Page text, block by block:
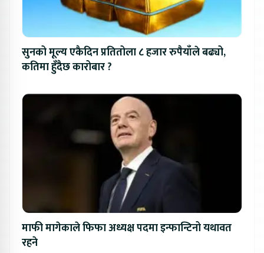
सुनको मूल्य एकैदिन प्रतितोला ८ हजार रुपैयाँले बढ्यो,
कतिमा हुँदैछ कारोबार ?
माफी मागेकाले फिफा अध्यक्ष पदमा इन्फान्टिनो यथावत
रहने